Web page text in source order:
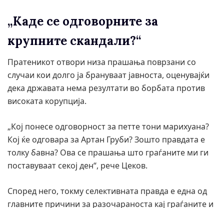
„Каде се одговорните за
крупните скандали?“
Пратеникот отвори низа прашања поврзани со
случаи кои долго ја брануваат јавноста, оценувајќи
дека државата нема резултати во борбата против
високата корупција.
„Кој понесе одговорност за петте тони марихуана?
Кој ќе одговара за Артан Груби? Зошто правдата е
толку бавна? Ова се прашања што граѓаните ми ги
поставуваат секој ден“, рече Цеков.
Според него, токму селективната правда е една од
главните причини за разочараноста кај граѓаните и